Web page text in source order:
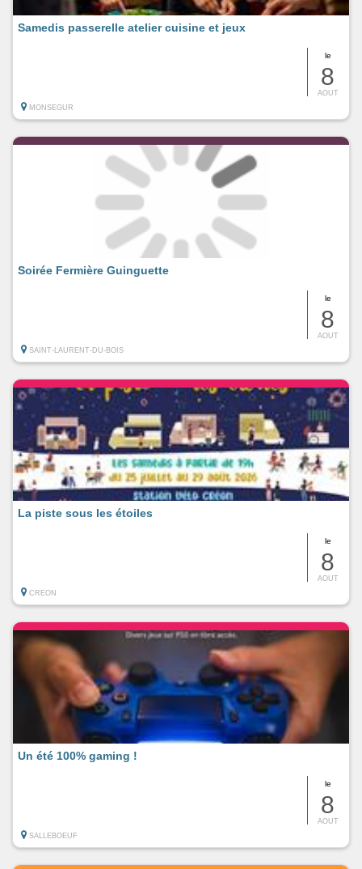
le
8
AOUT
Samedis passerelle atelier cuisine et jeux
MONSEGUR
le
8
AOUT
Soirée Fermière Guinguette
SAINT-LAURENT-DU-BOIS
le
8
AOUT
La piste sous les étoiles
CREON
le
8
AOUT
Un été 100% gaming !
SALLEBOEUF